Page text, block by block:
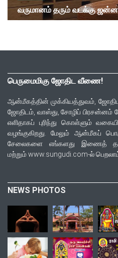
வருமானம் தரும் வடக்கு
பெருமைமிகு ஜோதிட வீணை!
ஆன்மீகத்தின் முக்கியத்துவம்,
ஜோதிடம், வாஸ்து, சோழிப்
எளிதாகப் புரிந்து கொள்ளும்
வழங்குகிறது. மேலும் ஆன்மீகப்
சேலைகளை எங்களது இணைத்
மற்றும் www.sungudi.com-ல்
NEWS PHOTOS